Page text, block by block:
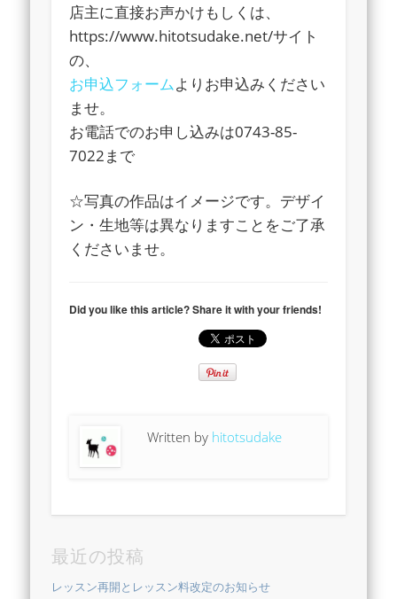
店主に直接お声かけもしくは、
https://www.hitotsudake.net/サイト
の、
お申込フォームよりお申込みください
ませ。
お電話でのお申し込みは0743-85-
7022まで
☆写真の作品はイメージです。デザイ
ン・生地等は異なりますことをご了承
くださいませ。
Did you like this article? Share it with your friends!
Written by hitotsudake
最近の投稿
レッスン再開とレッスン料改定のお知らせ